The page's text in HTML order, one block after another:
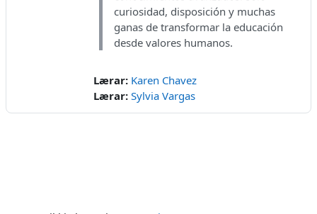
curiosidad, disposición y muchas
ganas de transformar la educación
desde valores humanos.
Lærar: Karen Chavez
Lærar: Sylvia Vargas